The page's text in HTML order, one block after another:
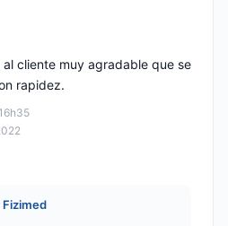
cliente muy agradable que se
rapidez.
Fizimed